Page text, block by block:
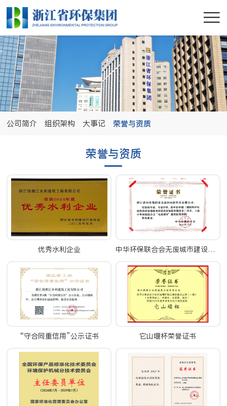
公司简介 组织架构 大事记 荣誉与资质
荣誉与资质
优秀水利企业 中华环保联合会无废城市建设征集案例证书
“守合同重信用”公示证书 它山堰杯荣誉证书